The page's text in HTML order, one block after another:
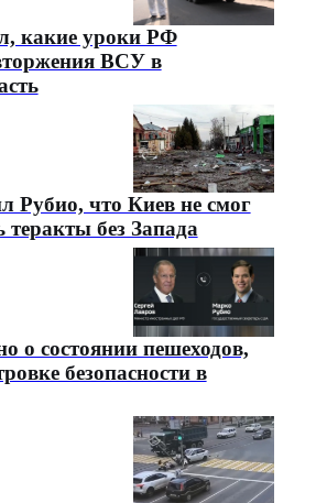
какие уроки РФ
ВСУ в
Рубио, что Киев не смог
без Запада
о состоянии пешеходов,
безопасности в